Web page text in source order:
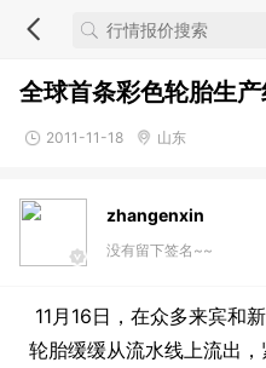
全球首条彩色轮胎生
2011-11-18 山东
zhangenxin
没有留下签名~~
11月16日，在众多来宾和
轮胎缓缓从流水线上流出